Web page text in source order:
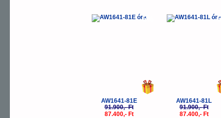
-5%
AW1641-81E
91.900,- Ft
87.400,- Ft
-
AW1641-81L
91.900,- Ft
87.400,- Ft